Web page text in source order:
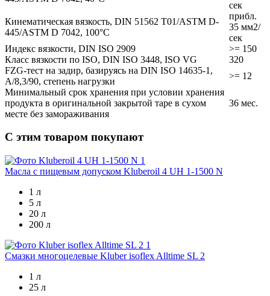
сек
Кинематическая вязкость, DIN 51562 T01/ASTM D-
445/ASTM D 7042, 100°C
прибл.
35 мм2/
сек
Индекс вязкости, DIN ISO 2909
>= 150
Класс вязкости по ISO, DIN ISO 3448, ISO VG
320
FZG-тест на задир, базируясь на DIN ISO 14635-1,
A/8,3/90, степень нагрузки
>= 12
Минимальный срок хранения при условии хранения
продукта в оригинальной закрытой таре в сухом
месте без замораживания
36 мес.
С этим товаром покупают
Масла с пищевым допуском Kluberoil 4 UH 1-1500 N
1 л
5 л
20 л
200 л
Смазки многоцелевые Kluber isoflex Alltime SL 2
1 л
25 л